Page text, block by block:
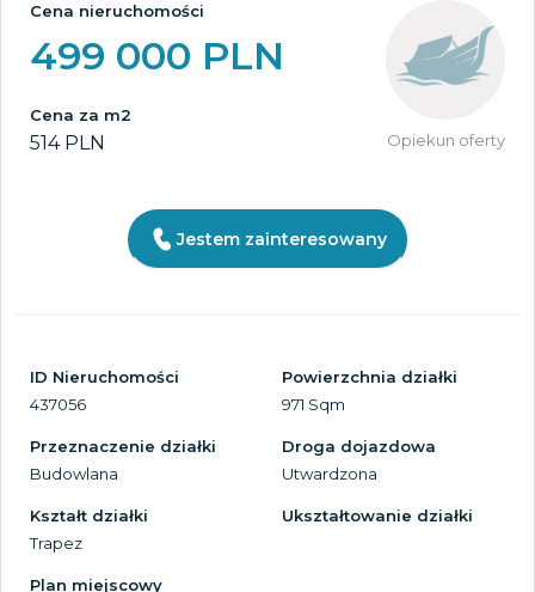
Cena nieruchomości
499 000 PLN
Cena za m2
514 PLN Opiekun oferty
Jestem zainteresowany
ID Nieruchomości
437056
Powierzchnia działki
971 Sqm
Przeznaczenie działki
Budowlana
Droga dojazdowa
Utwardzona
Kształt działki
Trapez
Ukształtowanie działki
Plan miejscowy